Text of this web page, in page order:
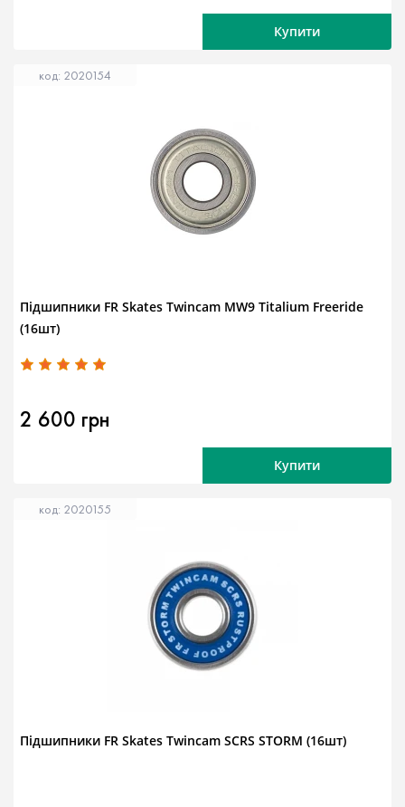
Купити
код: 2020154
Підшипники FR Skates Twincam MW9 Titalium Freeride
(16шт)
2 600 грн
Купити
код: 2020155
Підшипники FR Skates Twincam SCRS STORM (16шт)